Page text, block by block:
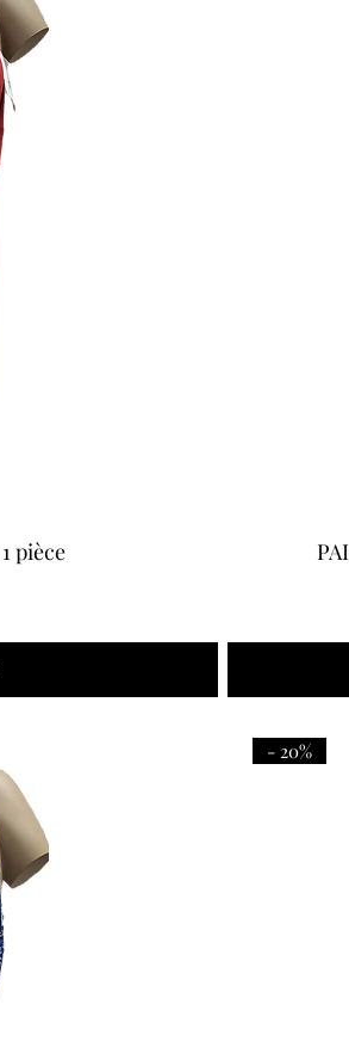
pièce
- 20%